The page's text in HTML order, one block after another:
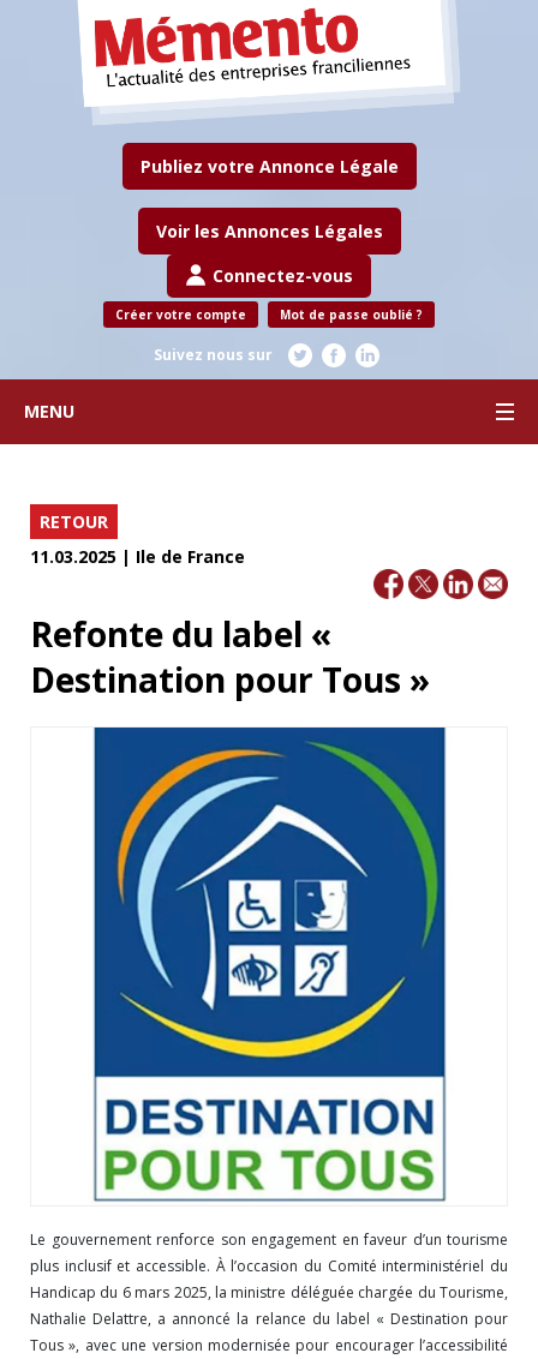
Publiez votre Annonce Légale
Voir les Annonces Légales
Connectez-vous
Créer votre compte Mot de passe oublié ?
Suivez nous sur
MENU
RETOUR
11.03.2025 | Ile de France
Refonte du label «
Destination pour Tous »
Le gouvernement renforce son engagement en faveur d’un tourisme
plus inclusif et accessible. À l’occasion du Comité interministériel du
Handicap du 6 mars 2025, la ministre déléguée chargée du Tourisme,
Nathalie Delattre, a annoncé la relance du label « Destination pour
Tous », avec une version modernisée pour encourager l’accessibilité